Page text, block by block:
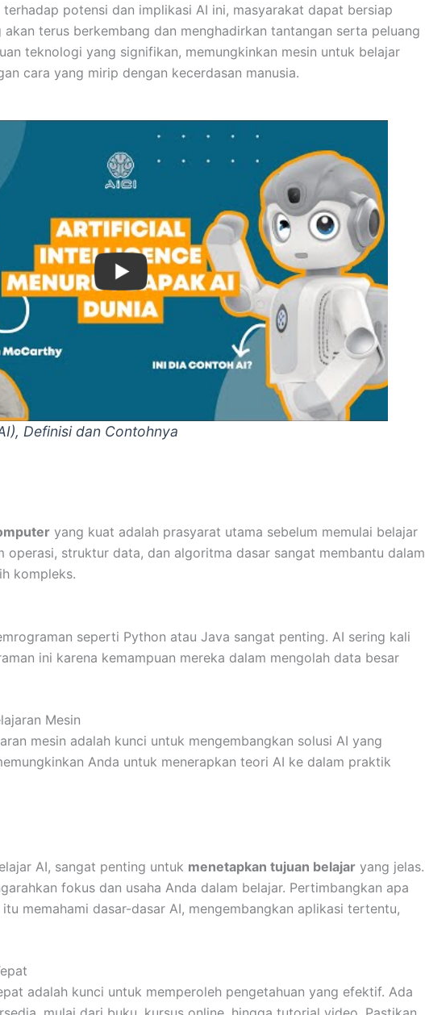
terhadap potensi dan implikasi AI ini, masyarakat dapat bersiap
terus berkembang dan menghadirkan tantangan serta peluang
teknologi yang signifikan, memungkinkan mesin untuk belajar
cara yang mirip dengan kecerdasan manusia.
Definisi dan Contohnya
yang kuat adalah prasyarat utama sebelum memulai belajar
operasi, struktur data, dan algoritma dasar sangat membantu dalam
kompleks.
seperti Python atau Java sangat penting. AI sering kali
ini karena kemampuan mereka dalam mengolah data besar
Mesin
mesin adalah kunci untuk mengembangkan solusi AI yang
Anda untuk menerapkan teori AI ke dalam praktik
AI, sangat penting untuk menetapkan tujuan belajar yang jelas.
fokus dan usaha Anda dalam belajar. Pertimbangkan apa
memahami dasar-dasar AI, mengembangkan aplikasi tertentu,
adalah kunci untuk memperoleh pengetahuan yang efektif. Ada